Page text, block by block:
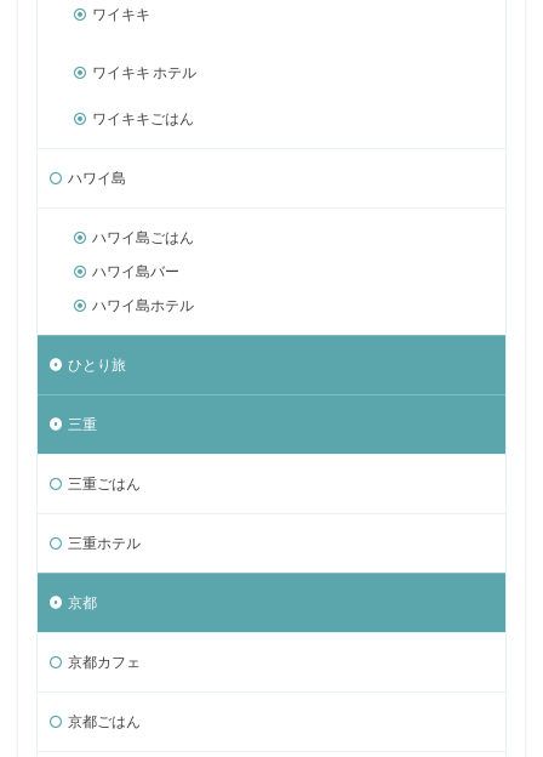
ワイキキ
ワイキキ ホテル
ワイキキごはん
ハワイ島
ハワイ島ごはん
ハワイ島バー
ハワイ島ホテル
ひとり旅
三重
三重ごはん
三重ホテル
京都
京都カフェ
京都ごはん